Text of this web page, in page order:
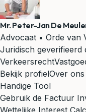
Mr. Peter-Jan De
Advocaat • Orde van
Juridisch geverifieerd
Verkeersrecht
Bekijk profielOver
Handige Tool
Gebruik de Factuur
Wettelijke Interest